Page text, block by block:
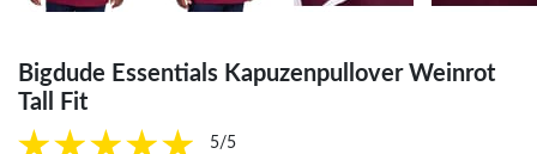
Bigdude Essentials Kapuzenpullover Weinrot
Tall Fit
5/5